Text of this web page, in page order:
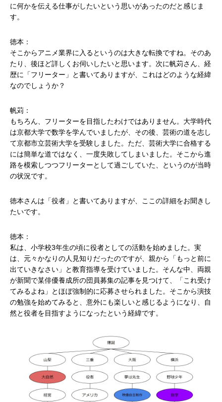
に何かを伝える仕事がしたいという思いがあったのだと感じま
す。
徳本：
そこからアニメ業界に入るというのは大きな転換ですね。そのあ
たり、後ほど詳しくお伺いしたいと思います。次に帆苅さん、経
歴に「フリーター」と書いてありますが、これはどのような経緯
なのでしょうか？
帆苅：
もちろん、フリーターを目指したわけではありません。大学時代
は京都大学で数学を学んでいましたが、その後、芸術の道を志し
て京都市立芸術大学を受験しました。ただ、芸術大学に合格する
には簡単な道ではなく、一度失敗してしまいました。そこから進
路を模索しつつフリーターとして過ごしていた、というのが当時
の状況です。
徳本さんは「役者」と書いてありますが、ここの詳細をお聞きし
たいです。
徳本：
私は、小学校3年生の頃に役者としての活動を始めました。実
は、元々かなりの人見知りだったのですが、親から「もっと前に
出ていきなさい」と教育指導を受けていました。そんな中、両親
が新聞で某俳優養成所の団員募集の記事を見つけて、「これ受け
てみるよね」とほぼ強制的に応募させられました。そこから演技
の勉強を始めてみると、意外にも楽しいと感じるようになり、自
然と役者を目指すようになったという経緯です。